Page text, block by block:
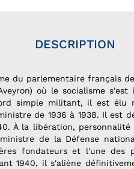
DESCRIPTION
du parlementaire français
où le socialisme
simple militant, il est
de 1936 à 1938. Il est
À la libération,
de la Défense
fondateurs et l'une
1940, il s'aliène